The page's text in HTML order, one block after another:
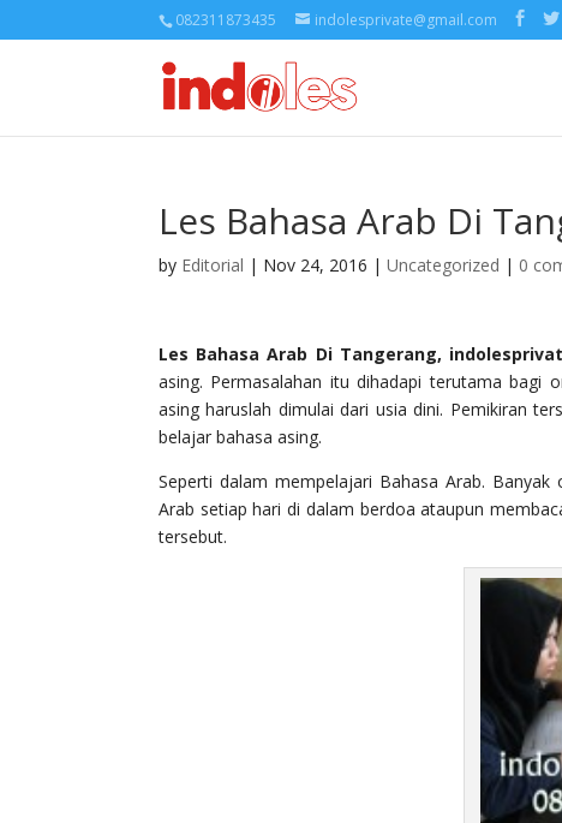
082311873435 indolesprivate@gmail.com
Les Bahasa Arab Di
by Editorial | Nov 24, 2016 | Uncategorized | 0
Les Bahasa Arab Di Tangerang,
asing. Permasalahan itu dihadapi terutama bagi
asing haruslah dimulai dari usia dini. Pemikiran
belajar bahasa asing.
Seperti dalam mempelajari Bahasa Arab.
Arab setiap hari di dalam berdoa ataupun
tersebut.